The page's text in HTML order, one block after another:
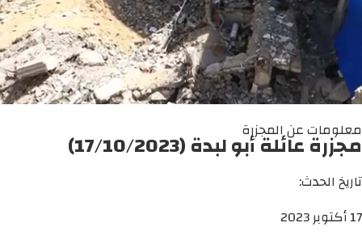
معلومات عن المجزرة
مجزرة عائلة أبو لبدة (17/10/2023)
تاريخ الحدث:
17 أكتوبر 2023